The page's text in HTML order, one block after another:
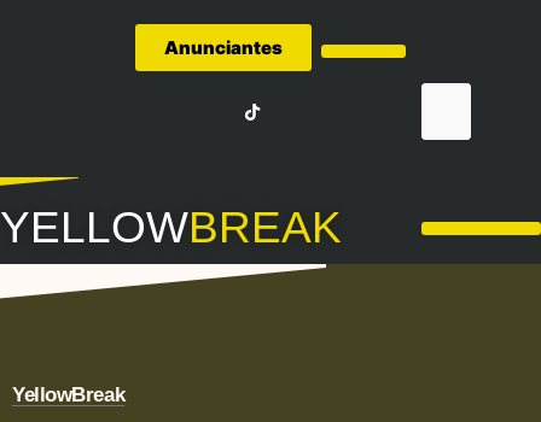
Anunciantes
YELLOWBREAK
YellowBreak